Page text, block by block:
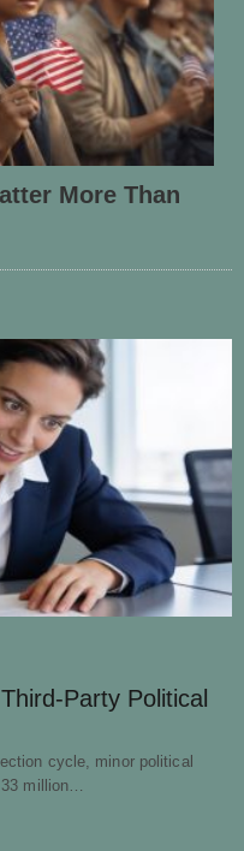
More Than
Party Political
cycle, minor political
33 million…